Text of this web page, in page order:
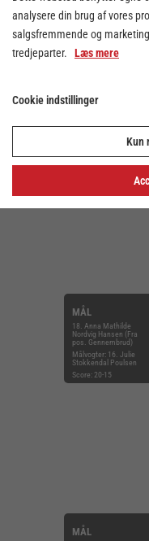
SKUD FORBI
24. Emilie Schleicher
Målvogter: 16. Julie
MÅL
18. Anna Mathilde
Nordvig Hansen (Fra
pos. Gennembrud)
Målvogter: 16. Julie
Stokkendal Poulsen
Score: 20-15
MÅL
analysere din brug af vores
salgsfremmende og
tredjeparter. Læs mere
Cookie indstillinger
Kun